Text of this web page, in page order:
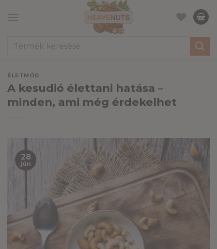
Keresés
ÉLETMÓD
A kesudió élettani hatása –
minden, ami még érdekelhet
28
jún